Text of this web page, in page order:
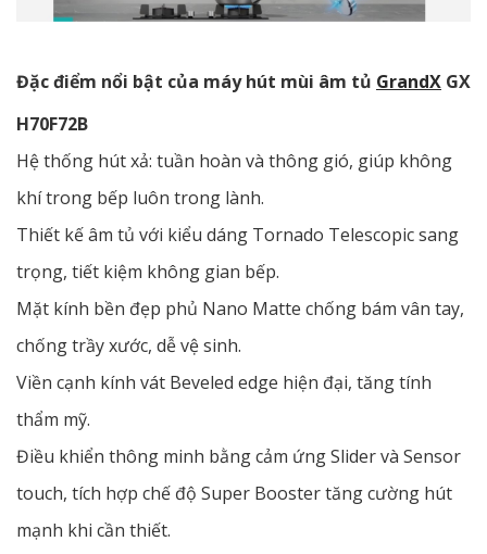
Đặc điểm nổi bật của máy hút mùi âm tủ GrandX GX
H70F72B
Hệ thống hút xả: tuần hoàn và thông gió, giúp không
khí trong bếp luôn trong lành.
Thiết kế âm tủ với kiểu dáng Tornado Telescopic sang
trọng, tiết kiệm không gian bếp.
Mặt kính bền đẹp phủ Nano Matte chống bám vân tay,
chống trầy xước, dễ vệ sinh.
Viền cạnh kính vát Beveled edge hiện đại, tăng tính
thẩm mỹ.
Điều khiển thông minh bằng cảm ứng Slider và Sensor
touch, tích hợp chế độ Super Booster tăng cường hút
mạnh khi cần thiết.